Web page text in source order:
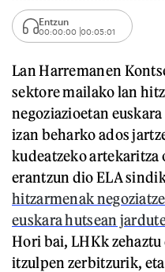
Entzun
00:00:00 00:05:01
Lan Harremanen
sektore mailako lan
negoziazioetan
izan beharko ados
kudeatzeko
erantzun dio ELA
hitzarmenak
euskara hutsean
Hori bai, LHKk zehaztu
itzulpen zerbitzurik,